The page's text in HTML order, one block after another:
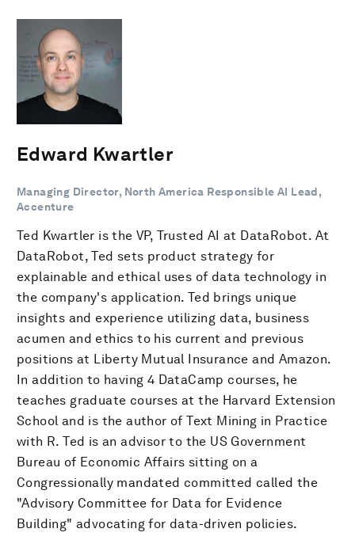
Edward Kwartler
Managing Director, North America Responsible AI Lead,
Accenture
Ted Kwartler is the VP, Trusted AI at DataRobot. At
DataRobot, Ted sets product strategy for
explainable and ethical uses of data technology in
the company's application. Ted brings unique
insights and experience utilizing data, business
acumen and ethics to his current and previous
positions at Liberty Mutual Insurance and Amazon.
In addition to having 4 DataCamp courses, he
teaches graduate courses at the Harvard Extension
School and is the author of Text Mining in Practice
with R. Ted is an advisor to the US Government
Bureau of Economic Affairs sitting on a
Congressionally mandated committed called the
"Advisory Committee for Data for Evidence
Building" advocating for data-driven policies.